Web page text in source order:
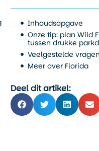
Inhoudsopgave
Onze tip: plan Wild
tussen drukke
Veelgestelde vragen
Meer over Florida
Deel dit artikel: